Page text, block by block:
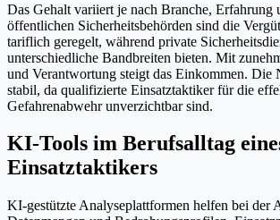
Das Gehalt variiert je nach Branche, Erfahrung
öffentlichen Sicherheitsbehörden sind die
tariflich geregelt, während private
unterschiedliche Bandbreiten bieten. Mit
und Verantwortung steigt das Einkommen. Die
stabil, da qualifizierte Einsatztaktiker für die
Gefahrenabwehr unverzichtbar sind.
KI-Tools im Berufsalltag
Einsatztaktikers
KI-gestützte Analyseplattformen helfen bei der